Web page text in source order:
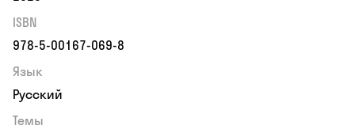
ISBN
978-5-00167-069-8
Язык
Русский
Темы